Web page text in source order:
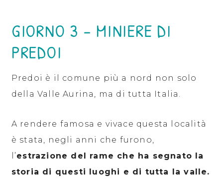
GIORNO 3 – MINIERE DI
PREDOI
Predoi è il comune più a nord non solo
della Valle Aurina, ma di tutta Italia.
A rendere famosa e vivace questa località
è stata, negli anni che furono,
l’estrazione del rame che ha segnato la
storia di questi luoghi e di tutta la valle.